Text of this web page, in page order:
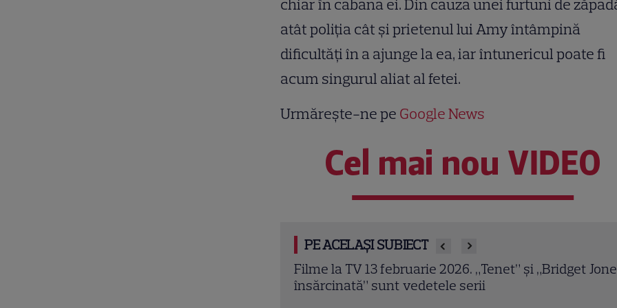
chiar în cabana ei. Din cauza unei furtuni de
atât poliţia cât şi prietenul lui Amy întâmpină
dificultăţi în a ajunge la ea, iar întunericul poate fi
acum singurul aliat al fetei.
Urmărește-ne pe Google News
Cel mai nou VIDEO
PE ACELAȘI SUBIECT
Beowulf (2007). Ray Winstone și Angelina Jolie într-o
ecranizare epică a celui mai vechi poem englez